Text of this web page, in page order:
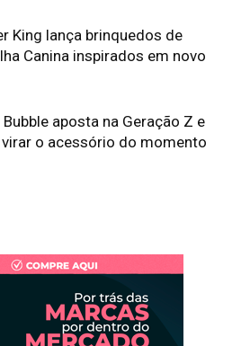
King lança brinquedos de
Canina inspirados em novo
Bubble aposta na Geração Z e
o acessório do momento